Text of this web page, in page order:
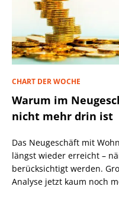
CHART DER WOCHE
Warum im
nicht mehr drin ist
Das Neugeschäft mit
längst wieder erreicht –
berücksichtigt werden.
Analyse jetzt kaum noch